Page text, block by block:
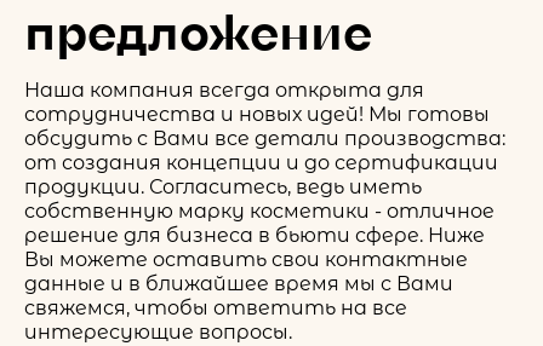
предложение
Наша компания всегда открыта для
сотрудничества и новых идей! Мы готовы
обсудить с Вами все детали производства:
от создания концепции и до сертификации
продукции. Согласитесь, ведь иметь
собственную марку косметики - отличное
решение для бизнеса в бьюти сфере. Ниже
Вы можете оставить свои контактные
данные и в ближайшее время мы с Вами
свяжемся, чтобы ответить на все
интересующие вопросы.